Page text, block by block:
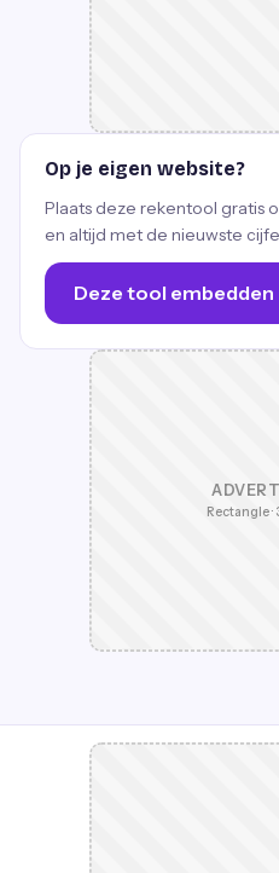
Op je eigen website?
Plaats deze rekentool gratis
en altijd met de nieuwste
Deze tool
Rectangle ·